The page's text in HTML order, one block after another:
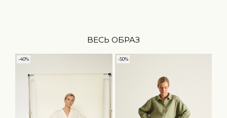
ВЕСЬ ОБРАЗ
-40% -50%